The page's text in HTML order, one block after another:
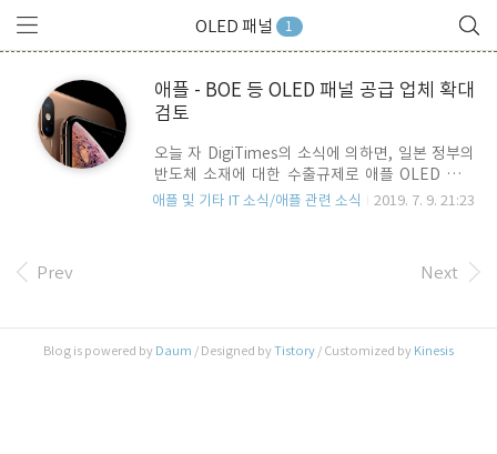
OLED 패널 1
애플 - BOE 등 OLED 패널 공급 업체 확대
검토
오늘 자 DigiTimes의 소식에 의하면, 일본 정부의
반도체 소재에 대한 수출규제로 애플 OLED 패널
공급을 독점하고 있는 삼성의 공급 차질에 대비,
고 있다고 전하고 있습니다. 일본 정부는 이미 언론
에 알려진 바대로, 불화수소(애칭가스), 포토레지스
제를 본격화 할 것임을 천명하면서, 그 여파가 삼성
으로 부터 독점적으로 OLED 패널을 공급받는 애플
애플 및 기타 IT 소식/애플 관련 소식 2019. 7. 9. 21:23
Prev Next
Blog is powered by Daum / Designed byTistory / Customized by Kinesis